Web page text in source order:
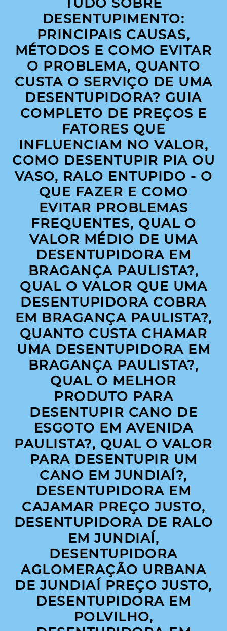
DESENTUPIMENTO:
PRINCIPAIS CAUSAS,
MÉTODOS E COMO EVITAR
O PROBLEMA, QUANTO
CUSTA O SERVIÇO DE UMA
DESENTUPIDORA? GUIA
COMPLETO DE PREÇOS E
FATORES QUE
INFLUENCIAM NO VALOR,
COMO DESENTUPIR PIA OU
VASO, RALO ENTUPIDO - O
QUE FAZER E COMO
EVITAR PROBLEMAS
FREQUENTES, QUAL O
VALOR MÉDIO DE UMA
DESENTUPIDORA EM
BRAGANÇA PAULISTA?,
QUAL O VALOR QUE UMA
DESENTUPIDORA COBRA
EM BRAGANÇA PAULISTA?,
QUANTO CUSTA CHAMAR
UMA DESENTUPIDORA EM
BRAGANÇA PAULISTA?,
QUAL O MELHOR
PRODUTO PARA
DESENTUPIR CANO DE
ESGOTO EM AVENIDA
PAULISTA?, QUAL O VALOR
PARA DESENTUPIR UM
CANO EM JUNDIAÍ?,
DESENTUPIDORA EM
CAJAMAR PREÇO JUSTO,
DESENTUPIDORA DE RALO
EM JUNDIAÍ,
DESENTUPIDORA
AGLOMERAÇÃO URBANA
DE JUNDIAÍ PREÇO JUSTO,
DESENTUPIDORA EM
POLVILHO,